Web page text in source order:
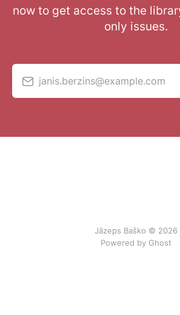
now to get access to the
only issues.
janis.berzins@example.com
Jāzeps Baško © 2026
Powered by Ghost